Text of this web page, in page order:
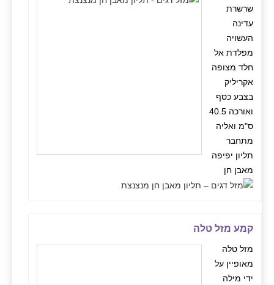
שרשרת
עדינה
העשויה
מפלדת אל
חלד מצופה
אקריליק
בצבע כסף
ואורכה 40.5
ס"מ ואליה
מתחבר
תליון יפיפה
מאבן חן
קמע מזל טלה
מזל טלה
מאופיין על
ידי מילה